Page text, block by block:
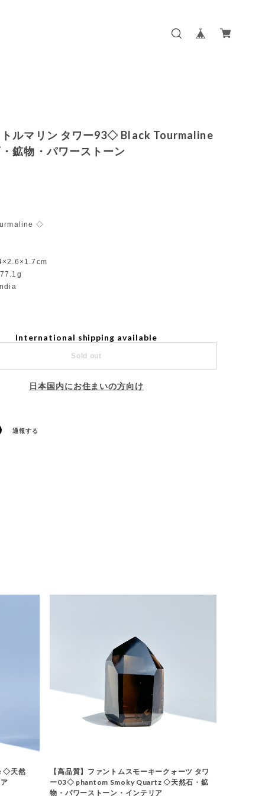
トルマリン タワー93◇ Black Tourmaline
鉱物・パワーストーン
◇
International shipping available
Sold out
日本国内にお住まいの方向け
通報する
◇天然
【高品質】ファントムスモーキークォーツ タワ
ー03◇ phantom Smoky Quartz ◇天然石・鉱
物・パワーストーン・インテリア